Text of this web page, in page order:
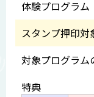
体験プログラム
スタンプ押印対
対象プログラム
特典